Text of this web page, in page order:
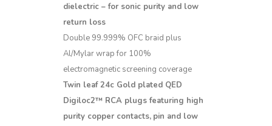
dielectric – for sonic purity and low
return loss
Double 99.999% OFC braid plus
Al/Mylar wrap for 100%
electromagnetic screening coverage
Twin leaf 24c Gold plated QED
Digiloc2™ RCA plugs featuring high
purity copper contacts, pin and low